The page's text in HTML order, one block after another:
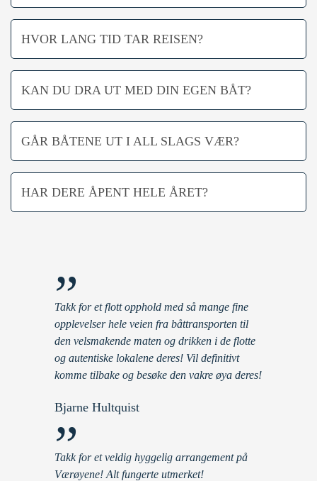
HVOR LANG TID TAR REISEN?
KAN DU DRA UT MED DIN EGEN BÅT?
GÅR BÅTENE UT I ALL SLAGS VÆR?
HAR DERE ÅPENT HELE ÅRET?
”
Takk for et flott opphold med så mange fine
opplevelser hele veien fra båttransporten til
den velsmakende maten og drikken i de flotte
og autentiske lokalene deres! Vil definitivt
komme tilbake og besøke den vakre øya deres!
Bjarne Hultquist
”
Takk for et veldig hyggelig arrangement på
Værøyene! Alt fungerte utmerket!